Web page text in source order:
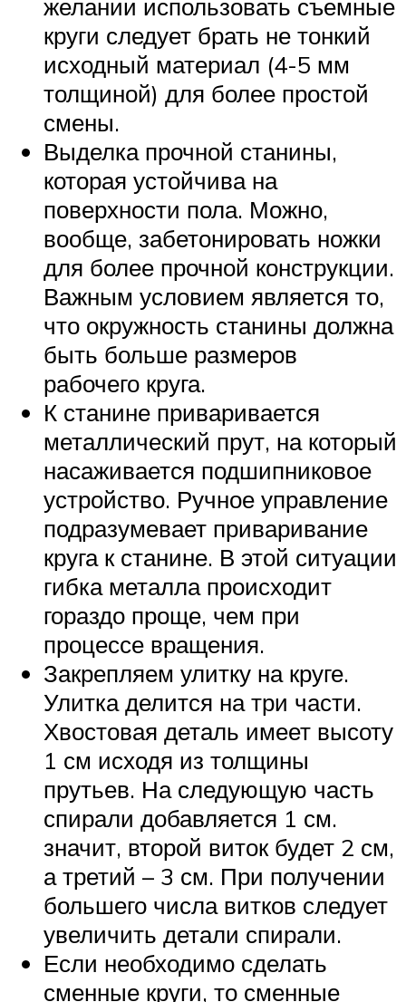
желании использовать съемные
круги следует брать не тонкий
исходный материал (4-5 мм
толщиной) для более простой
смены.
Выделка прочной станины,
которая устойчива на
поверхности пола. Можно,
вообще, забетонировать ножки
для более прочной конструкции.
Важным условием является то,
что окружность станины должна
быть больше размеров
рабочего круга.
К станине приваривается
металлический прут, на который
насаживается подшипниковое
устройство. Ручное управление
подразумевает приваривание
круга к станине. В этой ситуации
гибка металла происходит
гораздо проще, чем при
процессе вращения.
Закрепляем улитку на круге.
Улитка делится на три части.
Хвостовая деталь имеет высоту
1 см исходя из толщины
прутьев. На следующую часть
спирали добавляется 1 см.
значит, второй виток будет 2 см,
а третий – 3 см. При получении
большего числа витков следует
увеличить детали спирали.
Если необходимо сделать
сменные круги, то сменные